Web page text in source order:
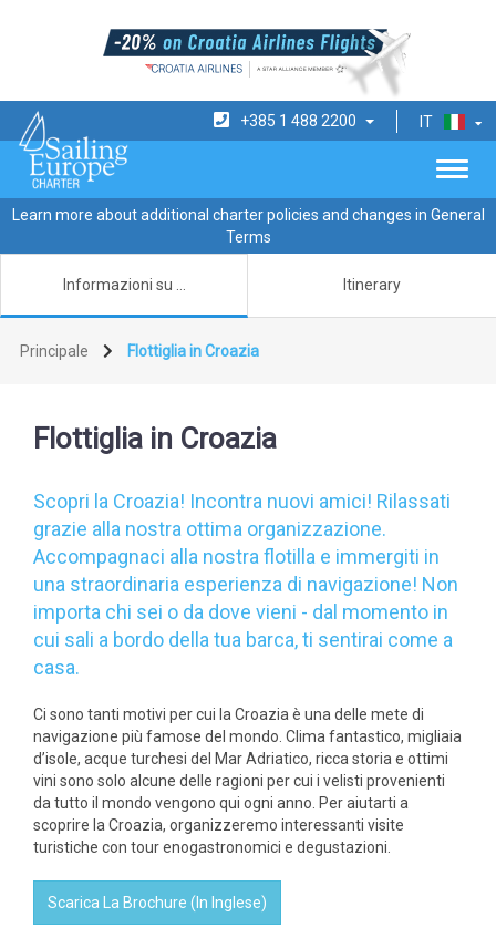
IT
+385 1 488 2200
Learn more about additional charter policies and changes in General
Terms
Informazioni su … Itinerary
Principale Flottiglia in Croazia
Flottiglia in Croazia
Scopri la Croazia! Incontra nuovi amici! Rilassati
grazie alla nostra ottima organizzazione.
Accompagnaci alla nostra flotilla e immergiti in
una straordinaria esperienza di navigazione! Non
importa chi sei o da dove vieni - dal momento in
cui sali a bordo della tua barca, ti sentirai come a
casa.
Ci sono tanti motivi per cui la Croazia è una delle mete di
navigazione più famose del mondo. Clima fantastico, migliaia
d’isole, acque turchesi del Mar Adriatico, ricca storia e ottimi
vini sono solo alcune delle ragioni per cui i velisti provenienti
da tutto il mondo vengono qui ogni anno. Per aiutarti a
scoprire la Croazia, organizzeremo interessanti visite
turistiche con tour enogastronomici e degustazioni.
Scarica La Brochure (In Inglese)